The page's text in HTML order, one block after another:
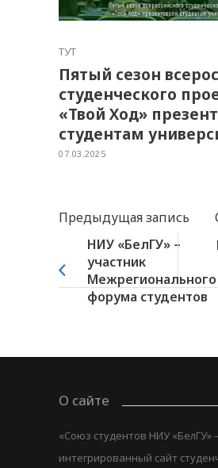
ТУТ
Пятый сезон
студенческого
«Твой Ход»
студентам
07.03.2025
Предыдущая запись
НИУ «БелГУ» –
участник
Межрегионального
форума студентов
О сайте
«Союз студентов НИУ «БелГУ» –
интегрированный сайт